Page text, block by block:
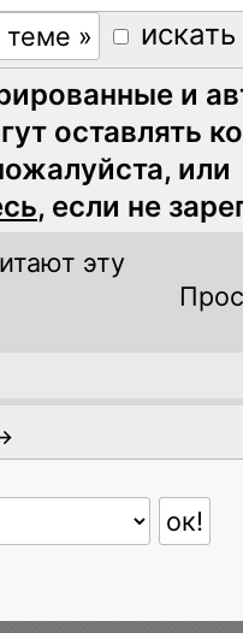
и
оставлять
или
, если не
эту